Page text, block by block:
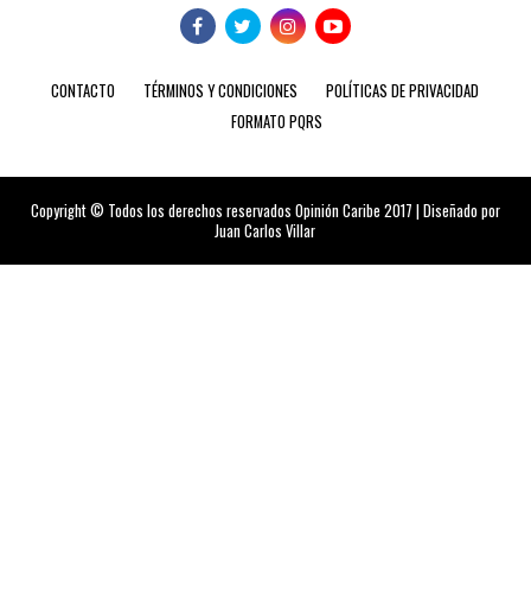
CONTACTO TÉRMINOS Y CONDICIONES
POLÍTICAS DE PRIVACIDAD
FORMATO PQRS
Copyright © Todos los derechos reservados Opinión Caribe 2017 | Diseñado por
Juan Carlos Villar